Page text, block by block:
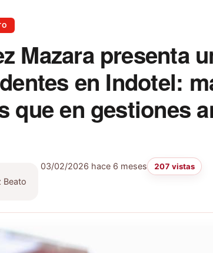
Mazara presenta
en Indotel:
que en gestiones
Beato
03/02/2026 hace 6 meses 207 vistas